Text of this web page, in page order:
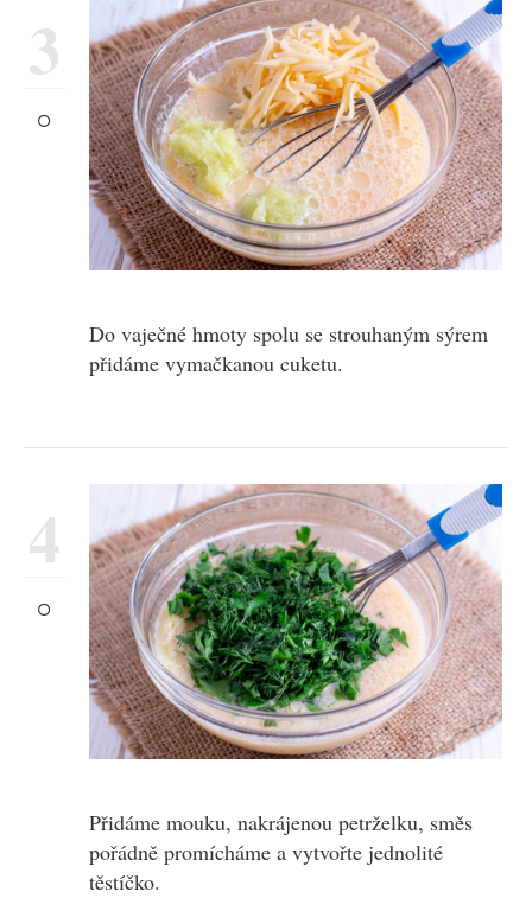
3
Do vaječné hmoty spolu se strouhaným sýrem
přidáme vymačkanou cuketu.
4
Přidáme mouku, nakrájenou petrželku, směs
pořádně promícháme a vytvořte jednolité
těstíčko.